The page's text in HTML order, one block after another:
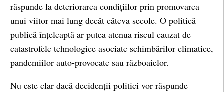
răspunde la deteriorarea condițiilor prin promovarea
unui viitor mai lung decât câteva secole. O politică
publică înțeleaptă ar putea atenua riscul cauzat de
catastrofele tehnologice asociate schimbărilor climatice,
pandemiilor auto-provocate sau războaielor.
Nu este clar dacă decidenții politici vor răspunde